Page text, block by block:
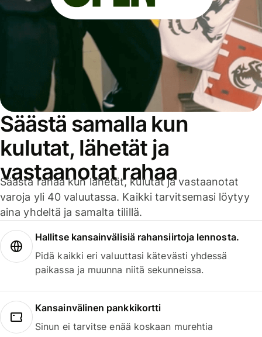
Säästä samalla kun
kulutat, lähetät ja
vastaanotat rahaa
Säästä rahaa kun lähetät, kulutat ja vastaanotat
varoja yli 40 valuutassa. Kaikki tarvitsemasi löytyy
aina yhdeltä ja samalta tilillä.
Hallitse kansainvälisiä rahansiirtoja lennosta.
Pidä kaikki eri valuuttasi kätevästi yhdessä
paikassa ja muunna niitä sekunneissa.
Kansainvälinen pankkikortti
Sinun ei tarvitse enää koskaan murehtia